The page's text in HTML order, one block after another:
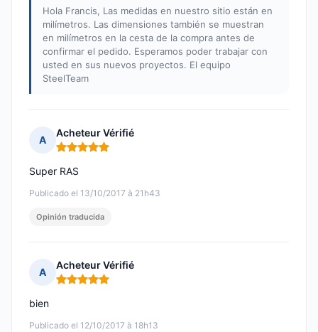
Hola Francis, Las medidas en nuestro sitio están en
milímetros. Las dimensiones también se muestran
en milímetros en la cesta de la compra antes de
confirmar el pedido. Esperamos poder trabajar con
usted en sus nuevos proyectos. El equipo
SteelTeam
A
Acheteur Vérifié
Nota: 5 de 5
Publicado el 13/10/2017 à 21h43
Super RAS
Opinión traducida
A
Acheteur Vérifié
Nota: 5 de 5
Publicado el 12/10/2017 à 18h13
bien